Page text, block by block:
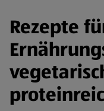
Rezepte